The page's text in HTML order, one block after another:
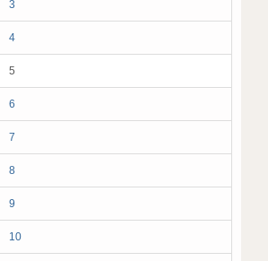
3
4
5
6
7
8
9
10